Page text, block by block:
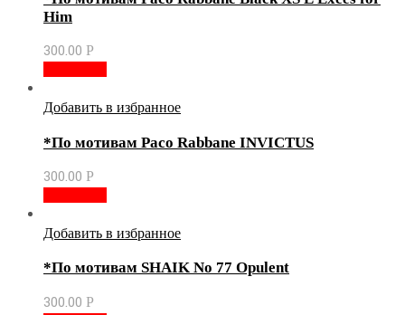
Him
300.00 Р
Добавить в избранное
*По мотивам Paco Rabbane INVICTUS
300.00 Р
Добавить в избранное
*По мотивам SHAIK No 77 Opulent
300.00 Р